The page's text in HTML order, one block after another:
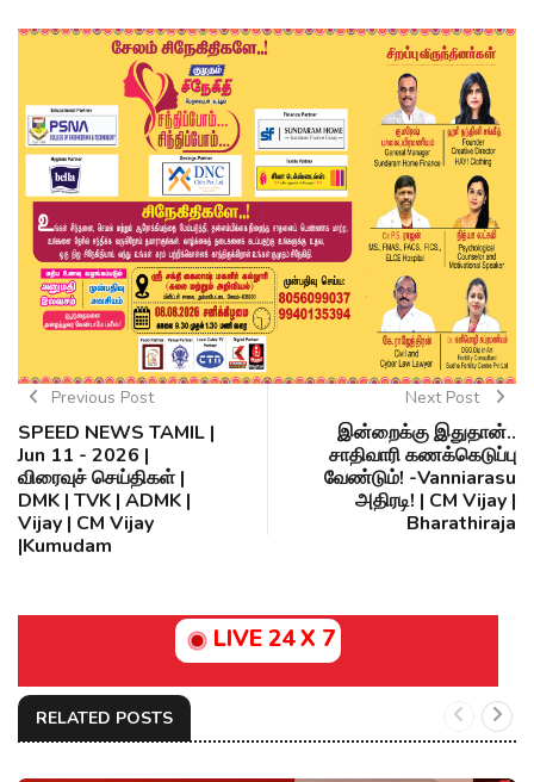
Previous Post
SPEED NEWS TAMIL |
Jun 11 - 2026 |
விரைவுச் செய்திகள் |
DMK | TVK | ADMK |
Vijay | CM Vijay
|Kumudam
Next Post
இன்றைக்கு இதுதான்..
சாதிவாரி கணக்கெடுப்பு
வேண்டும்! -Vanniarasu
அதிரடி! | CM Vijay |
Bharathiraja
LIVE 24 X 7
RELATED POSTS